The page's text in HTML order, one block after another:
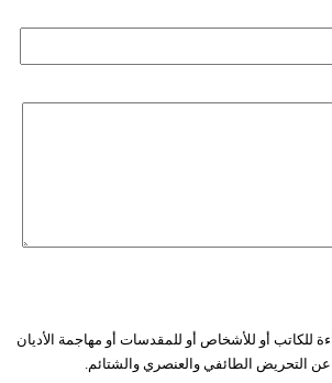
للكاتب أو للأشخاص أو للمقدسات أو مهاجمة الأديان
عن التحريض الطائفي والعنصري والشتائم.